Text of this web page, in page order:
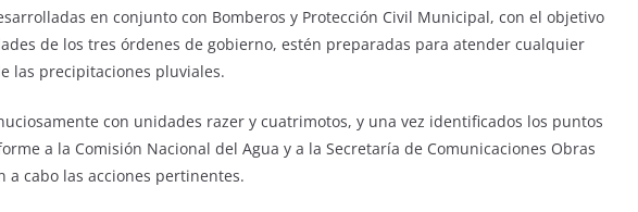
en conjunto con Bomberos y Protección Civil Municipal, con el objetivo
de los tres órdenes de gobierno, estén preparadas para atender cualquier
las precipitaciones pluviales.
con unidades razer y cuatrimotos, y una vez identificados los puntos
a la Comisión Nacional del Agua y a la Secretaría de Comunicaciones Obras
a cabo las acciones pertinentes.